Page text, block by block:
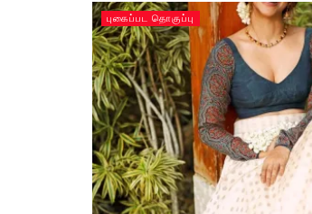
புகைப்பட தொகுப்பு